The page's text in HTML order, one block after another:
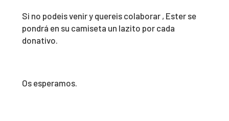
Si no podeis venir y quereis colaborar , Ester se
pondrá en su camiseta un lazito por cada
donativo.
Os esperamos.